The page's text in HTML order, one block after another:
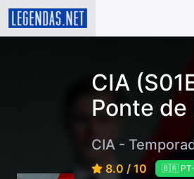
CIA
Ponte
CIA -
8.0 / 10 🇧🇷 PT-